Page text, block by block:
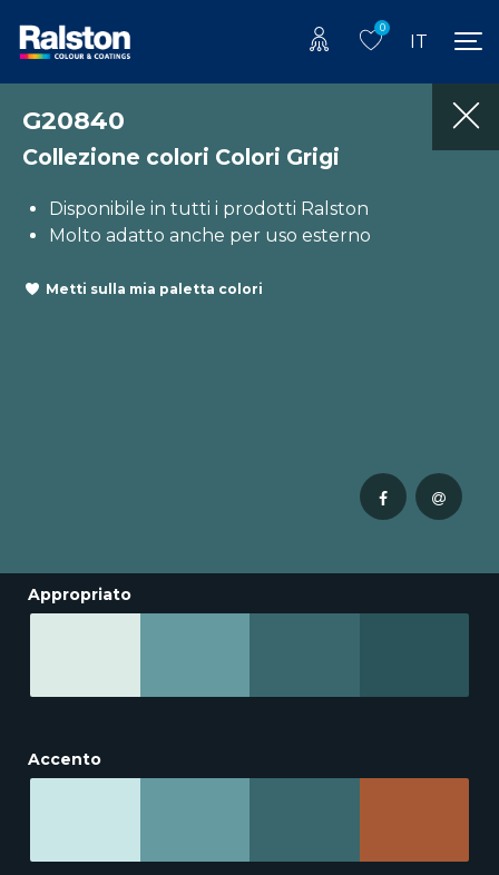
0
IT
G20840
Collezione colori Colori Grigi
Disponibile in tutti i prodotti Ralston
Molto adatto anche per uso esterno
Metti sulla mia paletta colori
Appropriato
Accento